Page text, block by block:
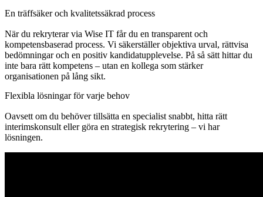
En träffsäker och kvalitetssäkrad process
När du rekryterar via Wise IT får du en transparent och
kompetensbaserad process. Vi säkerställer objektiva urval, rättvisa
bedömningar och en positiv kandidatupplevelse. På så sätt hittar du
inte bara rätt kompetens – utan en kollega som stärker
organisationen på lång sikt.
Flexibla lösningar för varje behov
Oavsett om du behöver tillsätta en specialist snabbt, hitta rätt
interimskonsult eller göra en strategisk rekrytering – vi har
lösningen.